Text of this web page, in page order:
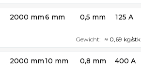
2000 mm6 mm 0,5 mm 125 A
Gewicht: ≈ 0,69 kg/stk
2000 mm10 mm 0,8 mm 400 A